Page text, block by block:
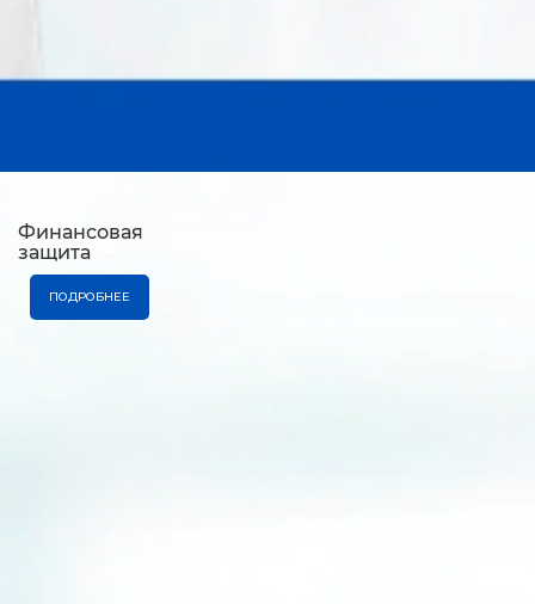
Финансовая
защита
ПОДРОБНЕЕ